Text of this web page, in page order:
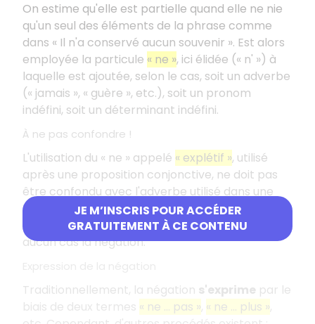
JE M’INSCRIS POUR ACCÉDER
GRATUITEMENT À CE CONTENU
On estime qu'elle est partielle quand elle ne nie
qu'un seul des éléments de la phrase comme
dans « Il n'a conservé aucun souvenir ». Est alors
employée la particule « ne », ici élidée (« n' ») à
laquelle est ajoutée, selon le cas, soit un adverbe
(« jamais », « guère », etc.), soit un pronom
indéfini, soit un déterminant indéfini.
À ne pas confondre !
L'utilisation du « ne » appelé « explétif », utilisé
après une proposition conjonctive, ne doit pas
être confondu avec l'adverbe utilisé dans une
tournure négative. Dans la phrase « nous
craignons qu'il ne vienne », « ne » n'indique en
aucun cas la négation.
Traditionnellement, la négation s'exprime par le
biais de deux termes « ne … pas », « ne … plus »,